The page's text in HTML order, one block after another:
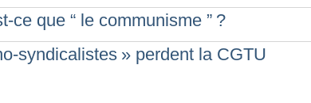
ce que “ le communisme ” ?
syndicalistes » perdent la CGTU